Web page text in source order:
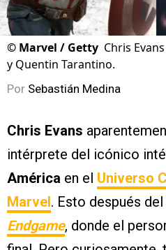
© Marvel / Getty Chris
y Quentin Tarantino.
Por Sebastián Medina
Chris Evans
intérprete del icónico
América en el Universo
Marvel . Esto después
Endgame, donde el